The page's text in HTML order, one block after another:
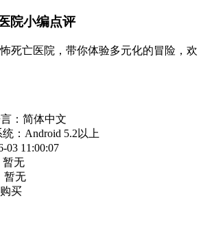
院小编点评
死亡医院，带你体验多元化的冒险，欢
：简体中文
统：Android 5.2以上
03 11:00:07
暂无
暂无
买